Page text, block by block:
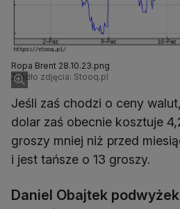
Ropa Brent 28.10.23.png
Źródło zdjęcia: Stooq.pl
Jeśli zaś chodzi o ceny
dolar zaś obecnie kosztuje
groszy mniej niż przed
i jest tańsze o 13 groszy.
Daniel Obajtek